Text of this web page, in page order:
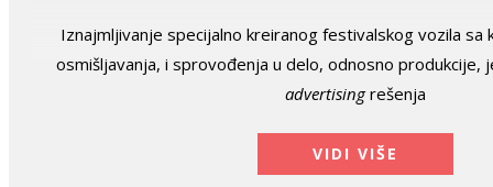
Iznajmljivanje specijalno kreiranog festivalskog vozila sa
osmišljavanja, i sprovođenja u delo, odnosno produkcije,
advertisingrešenja
VIDI VIŠE